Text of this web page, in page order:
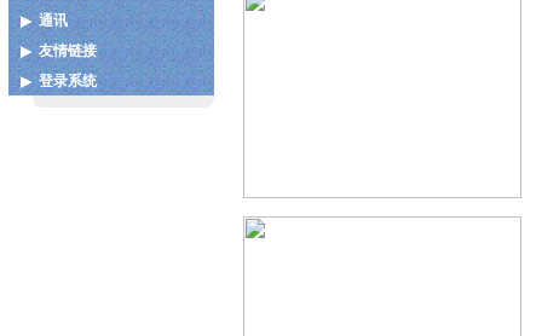
各地宗亲会通讯录
扩建图测
谢姓起源
通讯
联系我们
友情链接
中国泉州市谢氏宗亲联谊总
登录系统